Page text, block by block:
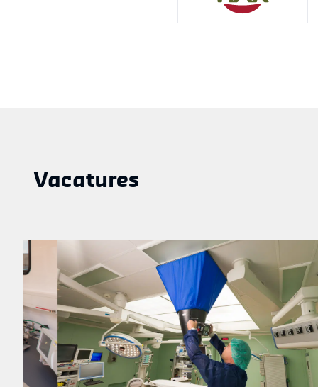
Vacatures